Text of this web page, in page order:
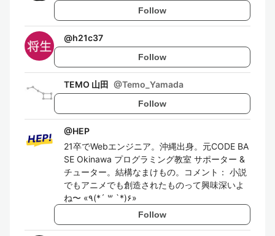
Follow
@h21c37
Follow
TEMO 山田 @Temo_Yamada
Follow
@HEP
21卒でWebエンジニア。沖縄出身。元CODE BA
SE Okinawa プログラミング教室 サポーター &
チューター。結構なまけもの。コメント： 小説
でもアニメでも創造されたものって興味深いよ
ね〜 «٩(*´ ꒳ `*)۶»
Follow